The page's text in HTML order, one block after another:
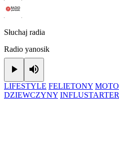
Słuchaj radia
Radio yanosik
Play
LIFESTYLE FELIETONY MOTO
DZIEWCZYNY INFLUSTARTER